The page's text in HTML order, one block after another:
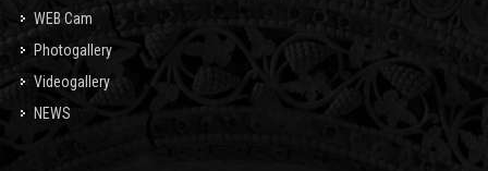
WEB Cam
Photogallery
Videogallery
NEWS